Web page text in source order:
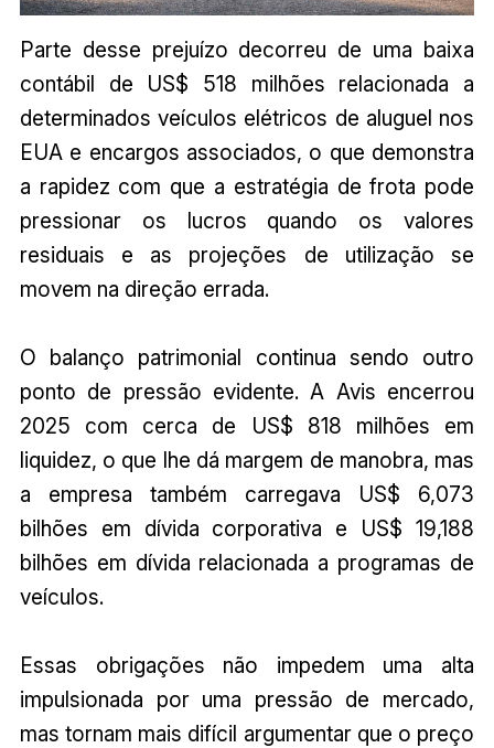
Parte desse prejuízo decorreu de uma baixa
contábil de US$ 518 milhões relacionada a
determinados veículos elétricos de aluguel nos
EUA e encargos associados, o que demonstra
a rapidez com que a estratégia de frota pode
pressionar os lucros quando os valores
residuais e as projeções de utilização se
movem na direção errada.
O balanço patrimonial continua sendo outro
ponto de pressão evidente. A Avis encerrou
2025 com cerca de US$ 818 milhões em
liquidez, o que lhe dá margem de manobra, mas
a empresa também carregava US$ 6,073
bilhões em dívida corporativa e US$ 19,188
bilhões em dívida relacionada a programas de
veículos.
Essas obrigações não impedem uma alta
impulsionada por uma pressão de mercado,
mas tornam mais difícil argumentar que o preço